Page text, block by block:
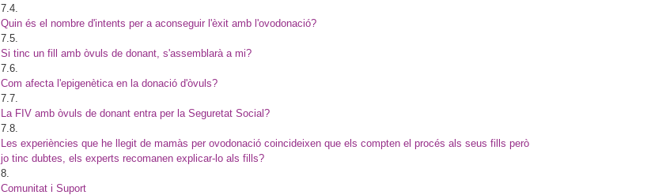
7.4.
Quin és el nombre d'intents per a aconseguir l'èxit amb l'ovodonació?
7.5.
Si tinc un fill amb òvuls de donant, s'assemblarà a mi?
7.6.
Com afecta l'epigenètica en la donació d'òvuls?
7.7.
La FIV amb òvuls de donant entra per la Seguretat Social?
7.8.
Les experiències que he llegit de mamàs per ovodonació coincideixen que els compten el procés als seus fills però
jo tinc dubtes, els experts recomanen explicar-lo als fills?
8.
Comunitat i Suport